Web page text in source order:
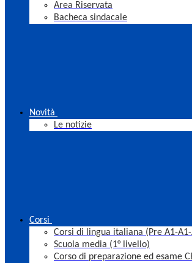
Area Riservata
Bacheca sindacale
Novità
Le notizie
Corsi
Corsi di lingua italiana (Pre A1-
Scuola media (1° livello)
Corso di preparazione ed esame